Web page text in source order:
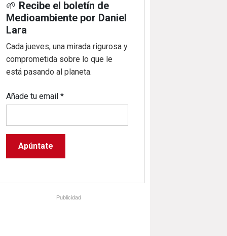
🌱 Recibe el boletín de
Medioambiente por Daniel
Lara
Cada jueves, una mirada rigurosa y
comprometida sobre lo que le
está pasando al planeta.
Añade tu email*
Publicidad